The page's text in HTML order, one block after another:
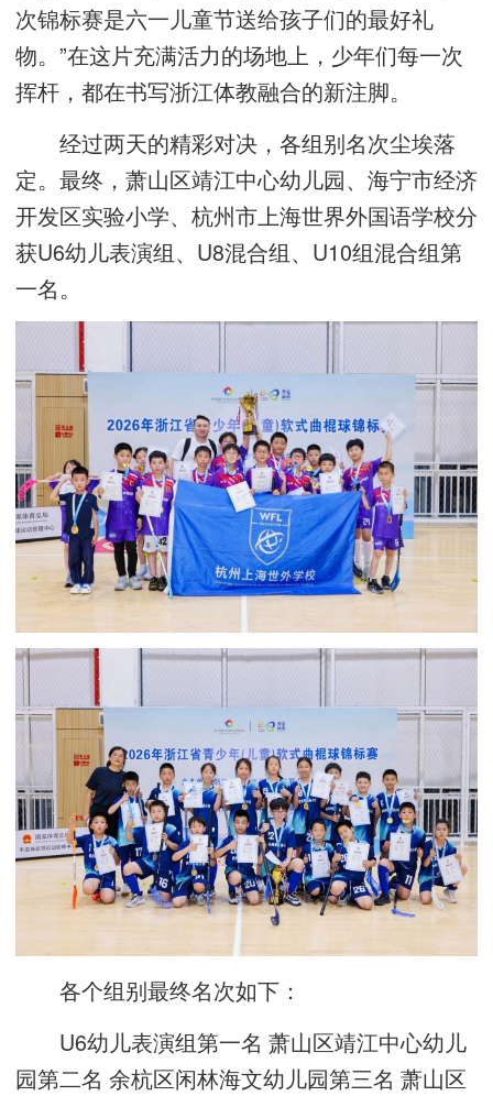
次锦标赛是六一儿童节送给孩子们的最好礼
物。”在这片充满活力的场地上，少年们每一次
挥杆，都在书写浙江体教融合的新注脚。
经过两天的精彩对决，各组别名次尘埃落
定。最终，萧山区靖江中心幼儿园、海宁市经济
开发区实验小学、杭州市上海世界外国语学校分
获U6幼儿表演组、U8混合组、U10组混合组第
一名。
各个组别最终名次如下：
U6幼儿表演组第一名 萧山区靖江中心幼儿
园第二名 余杭区闲林海文幼儿园第三名 萧山区